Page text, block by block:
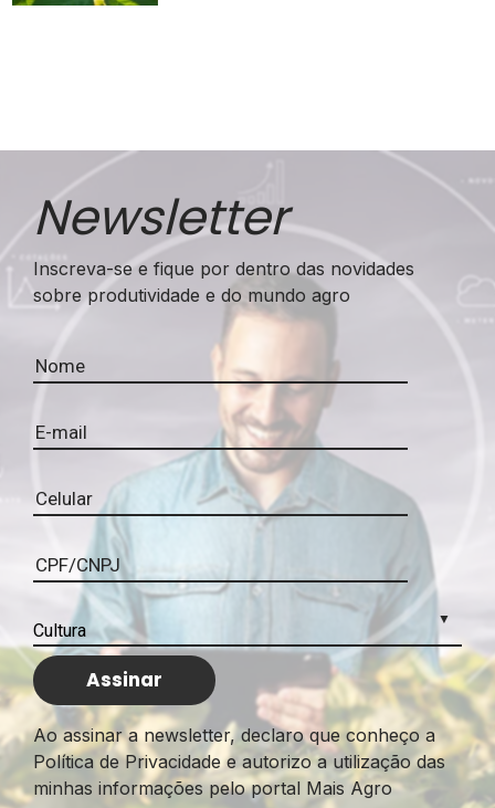
Newsletter
Inscreva-se e fique por dentro das novidades
sobre produtividade e do mundo agro
Ao assinar a newsletter, declaro que conheço a
Política de Privacidade e autorizo a utilização das
minhas informações pelo portal Mais Agro